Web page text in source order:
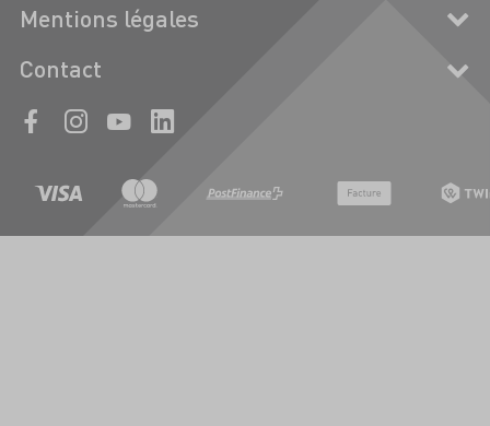
Mentions légales
Contact